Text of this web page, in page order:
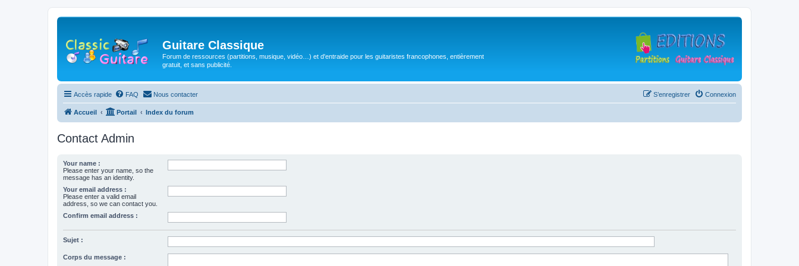
Guitare Classique
Forum de ressources (partitions, musique, vidéo…) et d'entraide pour les guitaristes francophones, entièrement
gratuit, et sans publicité.
Accès rapide FAQ Nous contacter Connexion
S’enregistrer
Accueil Portail Index du forum
Contact Admin
Your name :
Please enter your name, so the
message has an identity.
Your email address :
Please enter a valid email
address, so we can contact you.
Confirm email address :
Sujet :
Corps du message :